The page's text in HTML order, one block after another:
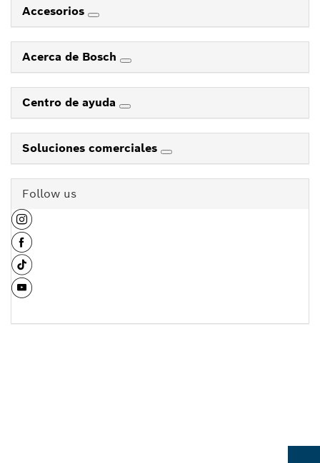
Accesorios
Acerca de Bosch
Centro de ayuda
Soluciones comerciales
Follow us